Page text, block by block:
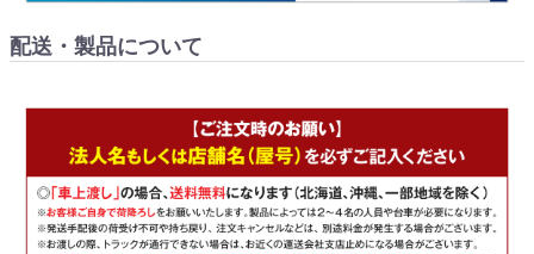
配送・製品について